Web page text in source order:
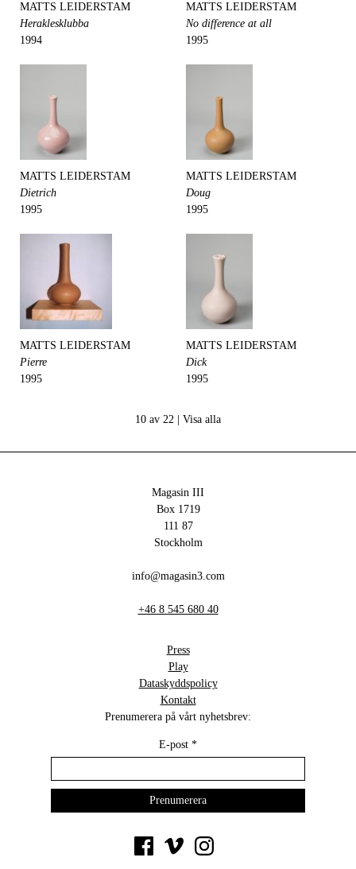
MATTS LEIDERSTAM
Heraklesklubba
1994
MATTS LEIDERSTAM
No difference at all
1995
MATTS LEIDERSTAM
Dietrich
1995
MATTS LEIDERSTAM
Doug
1995
MATTS LEIDERSTAM
Pierre
1995
MATTS LEIDERSTAM
Dick
1995
10 av 22 | Visa alla
Magasin III
Box 1719
111 87
Stockholm
info@magasin3.com
+46 8 545 680 40
Press
Play
Dataskyddspolicy
Kontakt
Prenumerera på vårt nyhetsbrev:
E-post *